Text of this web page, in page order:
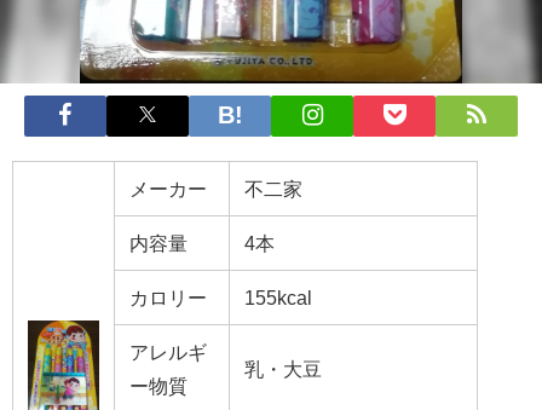
メーカー 不二家
内容量 4本
カロリー 155kcal
アレルギ
ー物質
乳・大豆